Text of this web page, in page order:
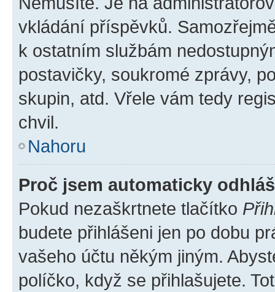
vkládání příspěvků.
k ostatním službám
postavičky, soukromé zprávy,
skupin, atd. Vřele vám tedy
chvil.
Nahoru
Proč jsem automaticky
Pokud nezaškrtnete tlačítko
budete přihlášeni jen po dobu
vašeho účtu někým jiným.
políčko, když se přihlašujete.